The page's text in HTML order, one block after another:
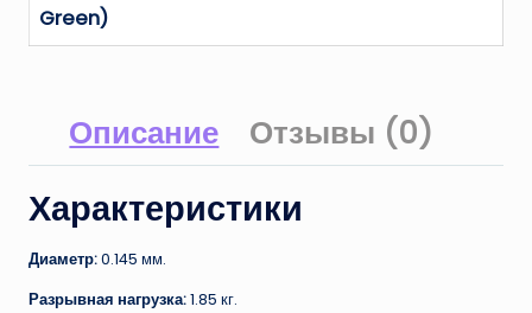
Green)
Описание Отзывы (0)
Характеристики
Диаметр:0.145 мм.
Разрывная нагрузка:1.85 кг.